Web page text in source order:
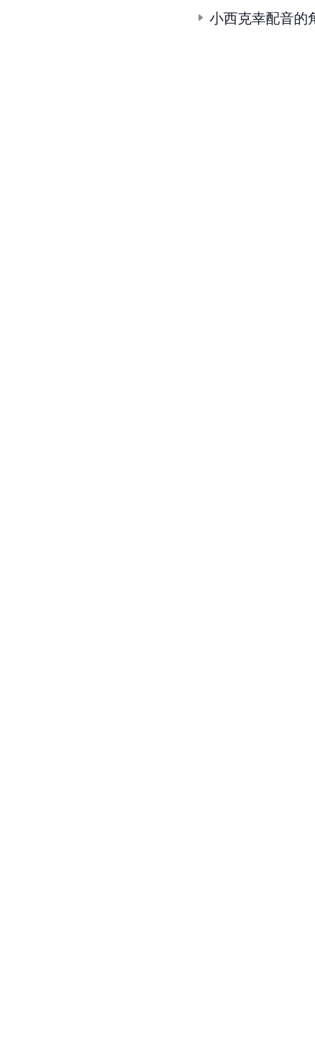
小西克幸配音的